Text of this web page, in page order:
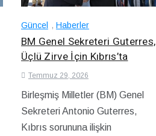
Güncel , Haberler
BM Genel Sekreteri Guterres,
Üçlü Zirve İçin Kıbrıs’ta
Temmuz 29, 2026
Birleşmiş Milletler (BM) Genel
Sekreteri Antonio Guterres,
Kıbrıs sorununa ilişkin